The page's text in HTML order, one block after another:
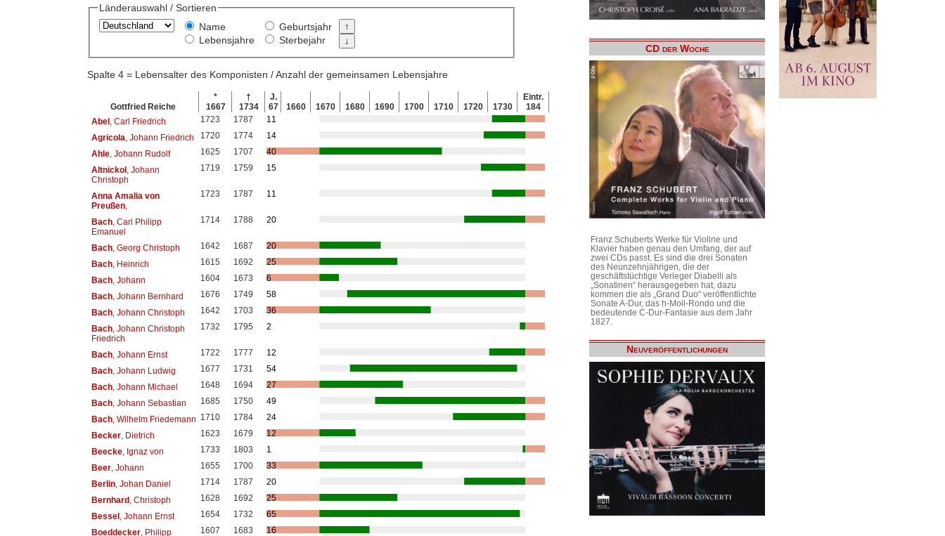
Länderauswahl / Sortieren
Name
Lebensjahre
Geburtsjahr
Sterbejahr
Spalte 4 = Lebensalter des Komponisten / Anzahl der gemeinsamen Lebensjahre
Gottfried Reiche
*
1667
†
1734
J.
67
1660 1670 1680 1690 1700 1710 1720 1730
Eintr.
184
Abel, Carl Friedrich 1723 1787
11
Agricola , Johann Friedrich 1720 1774
14
Ahle, Johann Rudolf 1625 1707
40
Altnickol, Johann
Christoph
1719 1759 15
Anna Amalia von
Preußen,
1723 1787 11
Bach, Carl Philipp
Emanuel
1714 1788 20
Bach, Georg Christoph 1642 1687
20
Bach, Heinrich 1615 1692
25
Bach, Johann 1604 1673
6
Bach, Johann Bernhard 1676 1749
58
Bach, Johann Christoph 1642 1703
36
Bach, Johann Christoph
Friedrich
1732 1795 2
Bach, Johann Ernst 1722 1777
12
Bach, Johann Ludwig 1677 1731
54
Bach, Johann Michael 1648 1694
27
Bach, Johann Sebastian 1685 1750
49
Bach, Wilhelm Friedemann 1710 1784
24
Becker, Dietrich 1623 1679
12
Beecke, Ignaz von 1733 1803
1
Beer, Johann 1655 1700
33
Berlin, Johan Daniel 1714 1787
20
Bernhard, Christoph 1628 1692
25
Bessel, Johann Ernst 1654 1732
65
Boeddecker, Philipp
1607 1683 16
CD der Woche
Franz Schuberts Werke für Violine und
Klavier haben genau den Umfang, der auf
zwei CDs passt. Es sind die drei Sonaten
des Neunzehnjährigen, die der
geschäftstüchtige Verleger Diabelli als
„Sonatinen“ herausgegeben hat, dazu
kommen die als „Grand Duo“ veröffentlichte
Sonate A-Dur, das h-Moll-Rondo und die
bedeutende C-Dur-Fantasie aus dem Jahr
1827.
Neuveröffentlichungen